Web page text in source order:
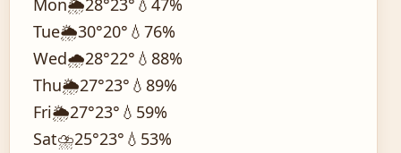
Tue🌦️30°20° 💧76%
Wed🌧️28°22° 💧88%
Thu🌦️27°23° 💧89%
Fri🌦️27°23° 💧59%
Sat⛈️25°23° 💧53%